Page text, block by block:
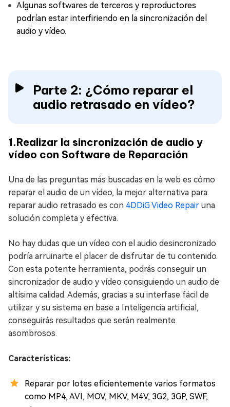
Algunas softwares de terceros y reproductores
podrían estar interfiriendo en la sincronización del
audio y vídeo.
Parte 2: ¿Cómo reparar el
audio retrasado en vídeo?
1.Realizar la sincronización de audio y
vídeo con Software de Reparación
Una de las preguntas más buscadas en la web es cómo
reparar el audio de un vídeo, la mejor alternativa para
reparar audio retrasado es con 4DDiG Video Repair una
solución completa y efectiva.
No hay dudas que un vídeo con el audio desincronizado
podría arruinarte el placer de disfrutar de tu contenido.
Con esta potente herramienta, podrás conseguir un
sincronizador de audio y vídeo consiguiendo un audio de
altísima calidad. Además, gracias a su interfase fácil de
utilizar y su sistema en base a Inteligencia artificial,
conseguirás resultados que serán realmente
asombrosos.
Características:
Reparar por lotes eficientemente varios formatos
como MP4, AVI, MOV, MKV, M4V, 3G2, 3GP, SWF,